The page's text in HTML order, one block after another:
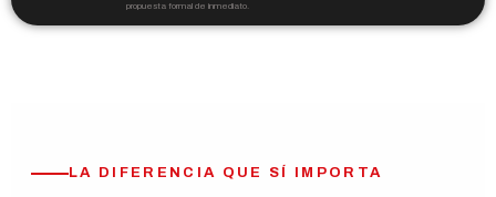
propuesta formal de inmediato.
LA DIFERENCIA QUE SÍ IMPORTA